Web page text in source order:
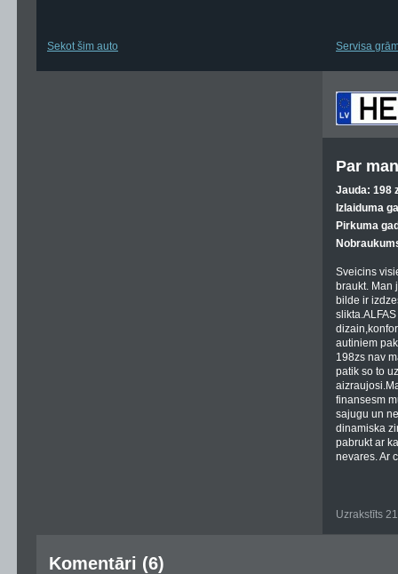
Sekot šim auto Servisa
Par
Jauda: 198
Izlaiduma
Pirkuma
Sveicins
braukt. Man
bilde ir
autiniem
198zs nav
patik so to
finansesm
sajugu un
dinamiska
pabrukt ar
nevares. Ar
Uzrakstīts
Komentāri (6)